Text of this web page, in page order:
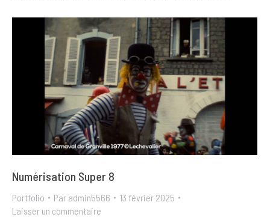
Numérisation Super 8
Portfolio Par admin5566
13 février 2025
Laisser un commentaire